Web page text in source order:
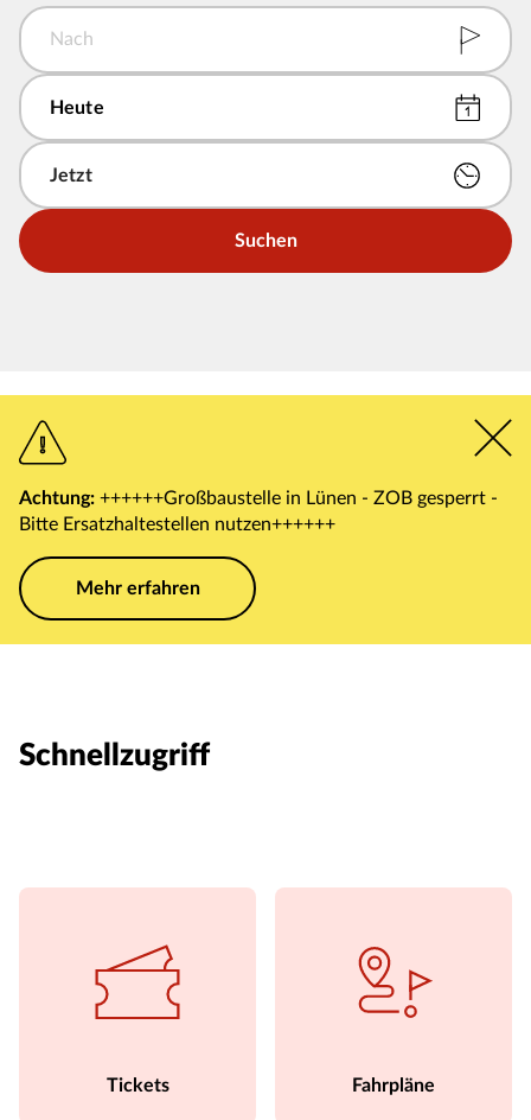
Nach
Suchen
Achtung: ++++++Großbaustelle in Lünen - ZOB gesperrt -
Bitte Ersatzhaltestellen nutzen++++++
Mehr erfahren
Schnellzugriff
Tickets Fahrpläne